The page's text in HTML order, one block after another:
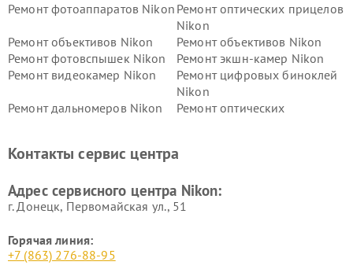
Ремонт фотоаппаратов Nikon Ремонт оптических прицелов
Nikon
Ремонт объективов Nikon
Ремонт объективов Nikon
Ремонт фотовспышек Nikon
Ремонт экшн-камер Nikon
Ремонт видеокамер Nikon
Ремонт цифровых биноклей
Nikon
Ремонт дальномеров Nikon
Ремонт оптических
Контакты сервис центра
Адрес сервисного центра Nikon:
г. Донецк, Первомайская ул., 51
Горячая линия:
+7 (863) 276-88-95